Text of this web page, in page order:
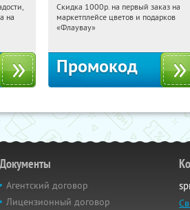
на
13:45:51 Получили:
Россия
Скидка 1000р. на первый заказ на
маркетплейсе цветов и подарков
«Флаувау»
Промокод
Документы
Агентский договор
Лицензионный договор